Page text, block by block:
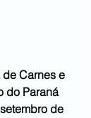
Carnes e
do Paraná
de